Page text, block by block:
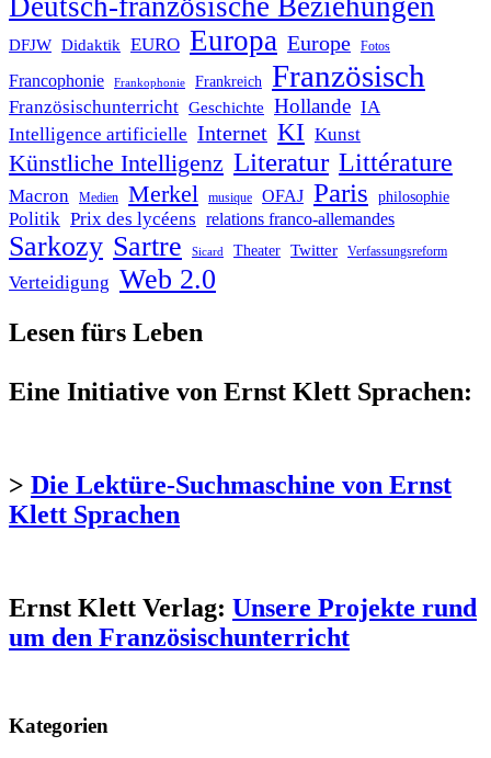
Deutsch-französische Beziehungen
DFJW Didaktik EURO Europa Europe Fotos
Francophonie Frankophonie Frankreich Französisch
Französischunterricht Geschichte Hollande IA
Intelligence artificielle Internet KI Kunst
Künstliche Intelligenz Literatur Littérature
Macron Medien Merkel musique OFAJ Paris philosophie
Politik Prix des lycéens relations franco-allemandes
Sarkozy Sartre Sicard Theater Twitter Verfassungsreform
Verteidigung Web 2.0
Lesen fürs Leben
Eine Initiative von Ernst Klett Sprachen:
> Die Lektüre-Suchmaschine von Ernst
Klett Sprachen
Ernst Klett Verlag: Unsere Projekte rund
um den Französischunterricht
Kategorien